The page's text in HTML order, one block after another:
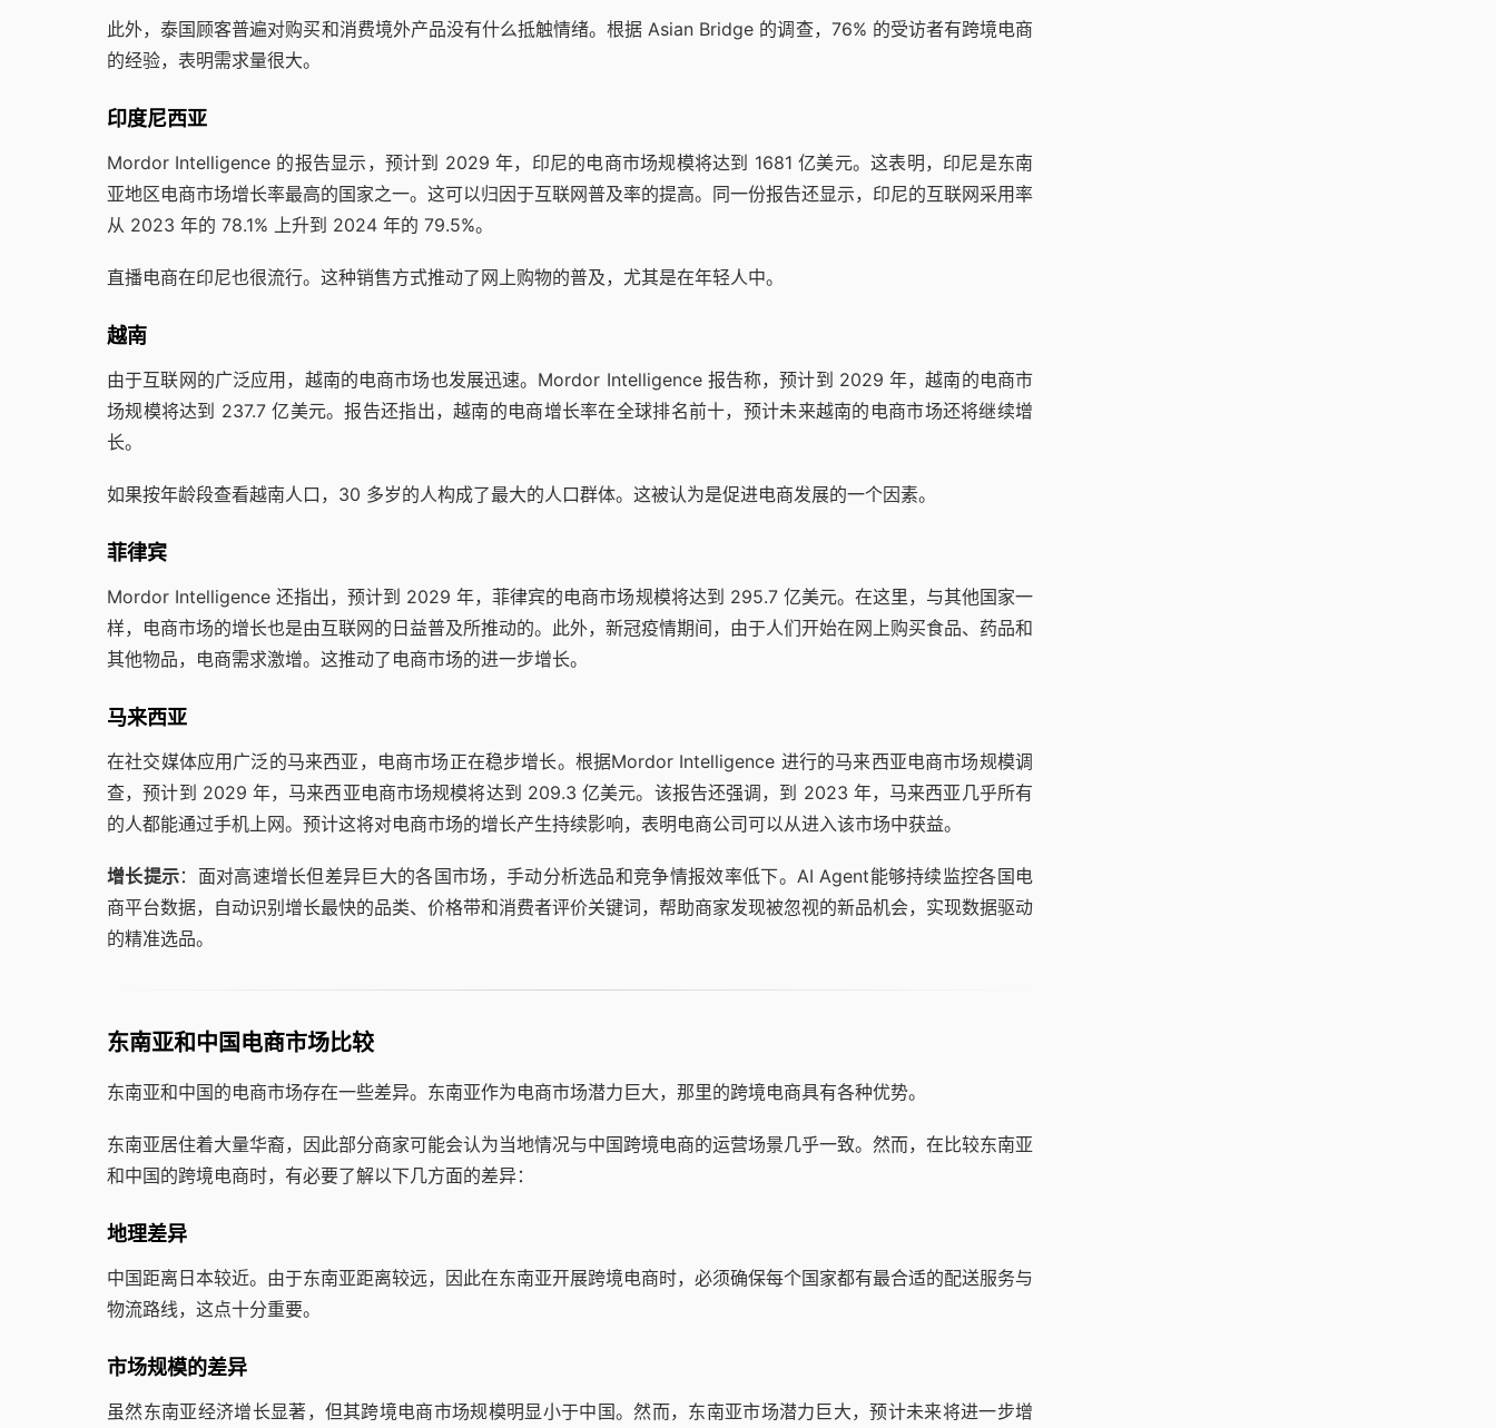
此外，泰国顾客普遍对购买和消费境外产品没有什么抵触情绪。根据 Asian Bridge 的调查，76% 的受访者有跨境电商
的经验，表明需求量很大。
印度尼西亚
Mordor Intelligence 的报告显示，预计到 2029 年，印尼的电商市场规模将达到 1681 亿美元。这表明，印尼是东南
亚地区电商市场增长率最高的国家之一。这可以归因于互联网普及率的提高。同一份报告还显示，印尼的互联网采用率
从 2023 年的 78.1% 上升到 2024 年的 79.5%。
直播电商在印尼也很流行。这种销售方式推动了网上购物的普及，尤其是在年轻人中。
越南
由于互联网的广泛应用，越南的电商市场也发展迅速。Mordor Intelligence 报告称，预计到 2029 年，越南的电商市
场规模将达到 237.7 亿美元。报告还指出，越南的电商增长率在全球排名前十，预计未来越南的电商市场还将继续增
长。
如果按年龄段查看越南人口，30 多岁的人构成了最大的人口群体。这被认为是促进电商发展的一个因素。
菲律宾
Mordor Intelligence 还指出，预计到 2029 年，菲律宾的电商市场规模将达到 295.7 亿美元。在这里，与其他国家一
样，电商市场的增长也是由互联网的日益普及所推动的。此外，新冠疫情期间，由于人们开始在网上购买食品、药品和
其他物品，电商需求激增。这推动了电商市场的进一步增长。
马来西亚
在社交媒体应用广泛的马来西亚，电商市场正在稳步增长。根据Mordor Intelligence 进行的马来西亚电商市场规模调
查，预计到 2029 年，马来西亚电商市场规模将达到 209.3 亿美元。该报告还强调，到 2023 年，马来西亚几乎所有
的人都能通过手机上网。预计这将对电商市场的增长产生持续影响，表明电商公司可以从进入该市场中获益。
增长提示：面对高速增长但差异巨大的各国市场，手动分析选品和竞争情报效率低下。AI Agent能够持续监控各国电
商平台数据，自动识别增长最快的品类、价格带和消费者评价关键词，帮助商家发现被忽视的新品机会，实现数据驱动
的精准选品。
东南亚和中国电商市场比较
东南亚和中国的电商市场存在一些差异。东南亚作为电商市场潜力巨大，那里的跨境电商具有各种优势。
东南亚居住着大量华裔，因此部分商家可能会认为当地情况与中国跨境电商的运营场景几乎一致。然而，在比较东南亚
和中国的跨境电商时，有必要了解以下几方面的差异：
地理差异
中国距离日本较近。由于东南亚距离较远，因此在东南亚开展跨境电商时，必须确保每个国家都有最合适的配送服务与
物流路线，这点十分重要。
市场规模的差异
虽然东南亚经济增长显著，但其跨境电商市场规模明显小于中国。然而，东南亚市场潜力巨大，预计未来将进一步增